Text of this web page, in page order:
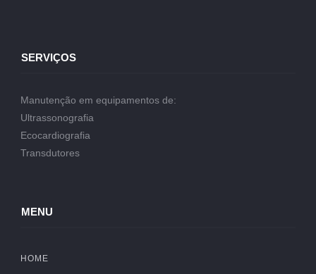
SERVIÇOS
Manutenção em equipamentos de:
Ultrassonografia
Ecocardiografia
Transdutores
MENU
HOME